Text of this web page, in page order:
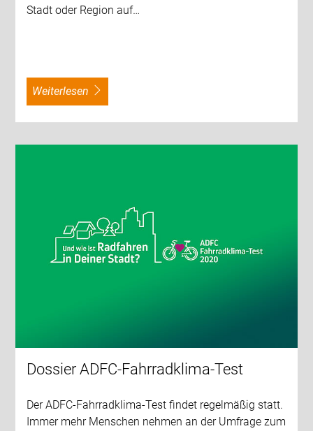
Stadt oder Region auf…
weiterlesen
Dossier ADFC-Fahrradklima-Test
Der ADFC-Fahrradklima-Test findet regelmäßig statt.
Immer mehr Menschen nehmen an der Umfrage zum